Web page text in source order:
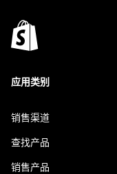
应用类别
销售渠道
查找产品
销售产品